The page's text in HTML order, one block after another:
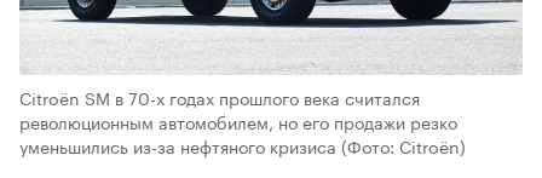
Citroën SM в 70-х годах прошлого века считался
революционным автомобилем, но его продажи резко
уменьшились из-за нефтяного кризиса (Фото: Citroën)